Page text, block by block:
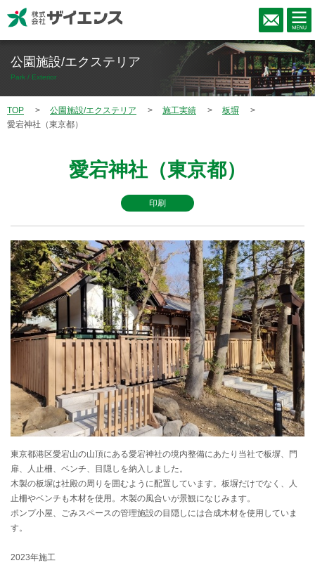
公園施設/エクステリア
Park / Exterior
TOP 公園施設/エクステリア 施工実績
板塀
愛宕神社（東京都）
愛宕神社（東京都）
印刷
東京都港区愛宕山の山頂にある愛宕神社の境内整備にあたり当社で板塀、門
扉、人止柵、ベンチ、目隠しを納入しました。
木製の板塀は社殿の周りを囲むように配置しています。板塀だけでなく、人
止柵やベンチも木材を使用。木製の風合いが景観になじみます。
ポンプ小屋、ごみスペースの管理施設の目隠しには合成木材を使用していま
す。
2023年施工